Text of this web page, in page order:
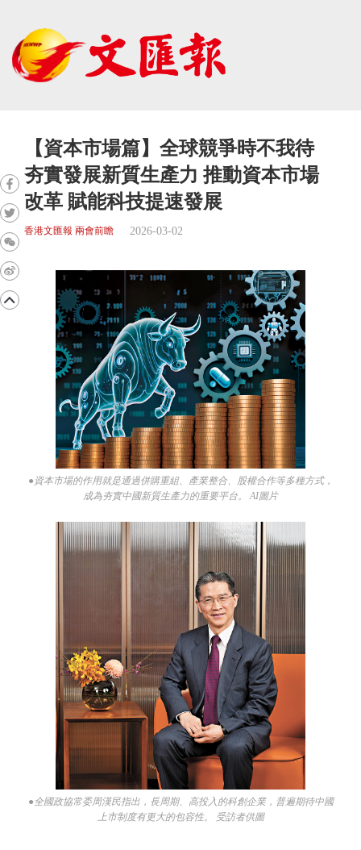
【資本市場篇】全球競爭時不我待
夯實發展新質生產力 推動資本市場
改革 賦能科技提速發展
香港文匯報 兩會前瞻 2026-03-02
●資本市場的作用就是通過併購重組、產業整合、股權合作等多種方式，
成為夯實中國新質生產力的重要平台。 AI圖片
●全國政協常委周漢民指出，長周期、高投入的科創企業，普遍期待中國
上市制度有更大的包容性。 受訪者供圖